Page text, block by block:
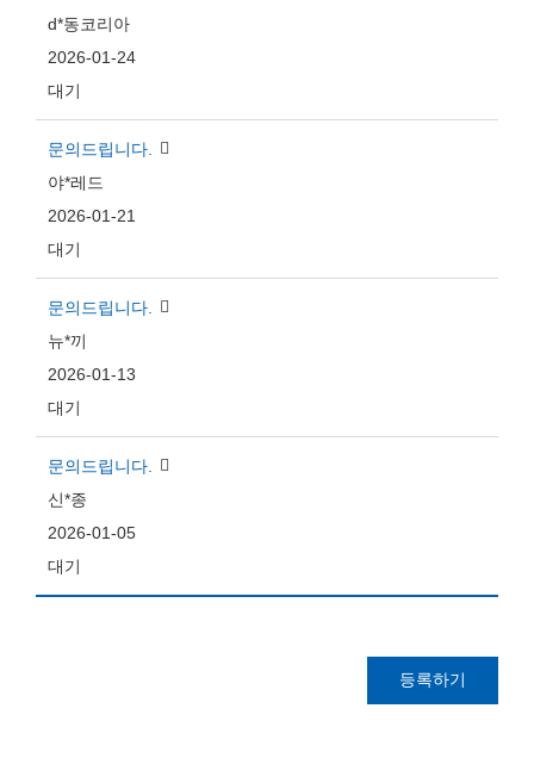
d*동코리아
2026-01-24
대기
문의드립니다.
야*레드
2026-01-21
대기
문의드립니다.
뉴*끼
2026-01-13
대기
문의드립니다.
신*종
2026-01-05
대기
등록하기